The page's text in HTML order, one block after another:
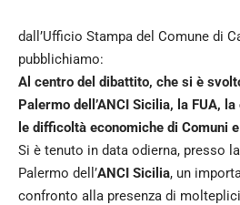
dall’Ufficio Stampa del Comune di
pubblichiamo:
Al centro del dibattito, che si è
Palermo dell’ANCI Sicilia, la FUA,
le difficoltà economiche di Comuni
Si è tenuto in data odierna, presso
Palermo dell’ANCI Sicilia, un
confronto alla presenza di